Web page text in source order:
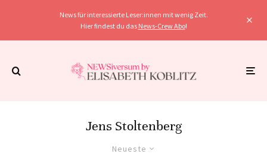
News für interessierte Leser:innen mit wenig Zeit.
Hier findest du das News-Crew Abo!
Jens Stoltenberg
Neueste